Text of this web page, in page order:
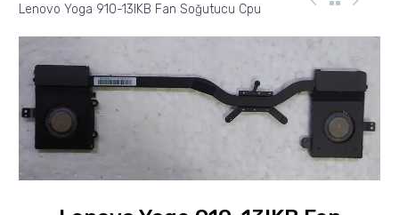
Lenovo Yoga 910-13IKB Fan Soğutucu Cpu